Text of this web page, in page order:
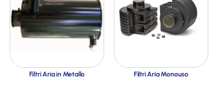
Filtri Aria in Metallo Filtri Aria Monouso